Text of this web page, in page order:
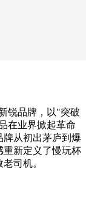
锐品牌，以"突破
在业界掀起革命
从初出茅庐到爆
新定义了慢玩杯
司机。